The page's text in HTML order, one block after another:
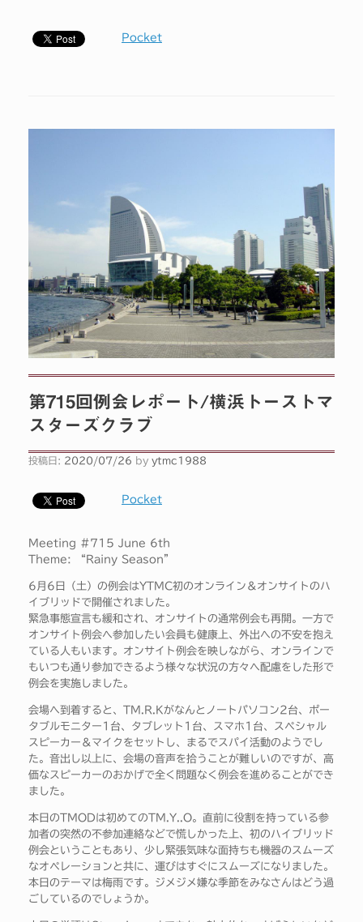
Pocket
第715回例会レポート/横浜トーストマ
スターズクラブ
投稿日: 2020/07/26 by ytmc1988
Pocket
Meeting #715 June 6th
Theme: “Rainy Season”
6月6日（土）の例会はYTMC初のオンライン＆オンサイトのハ
イブリッドで開催されました。
緊急事態宣言も緩和され、オンサイトの通常例会も再開。一方で
オンサイト例会へ参加したい会員も健康上、外出への不安を抱え
ている人もいます。オンサイト例会を映しながら、オンラインで
もいつも通り参加できるよう様々な状況の方々へ配慮をした形で
例会を実施しました。
会場へ到着すると、TM.R.Kがなんとノートパソコン2台、ポー
タブルモニター1台、タブレット1台、スマホ1台、スペシャル
スピーカー＆マイクをセットし、まるでスパイ活動のようでし
た。音出し以上に、会場の音声を拾うことが難しいのですが、高
価なスピーカーのおかげで全く問題なく例会を進めることができ
ました。
本日のTMODは初めてのTM.Y..O。直前に役割を持っている参
加者の突然の不参加連絡などで慌しかった上、初のハイブリッド
例会ということもあり、少し緊張気味な面持ちも機器のスムーズ
なオペレーションと共に、運びはすぐにスムーズになりました。
本日のテーマは梅雨です。ジメジメ嫌な季節をみなさんはどう過
ごしているのでしょうか。